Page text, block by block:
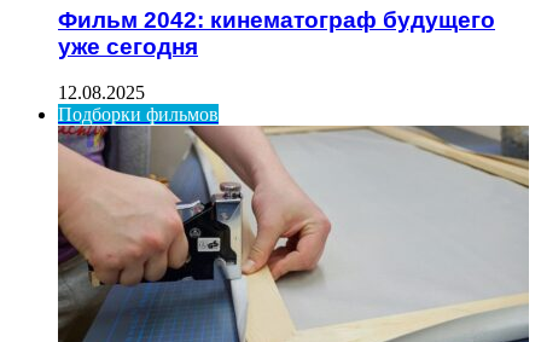
Фильм 2042: кинематограф будущего
уже сегодня
12.08.2025
Подборки фильмов